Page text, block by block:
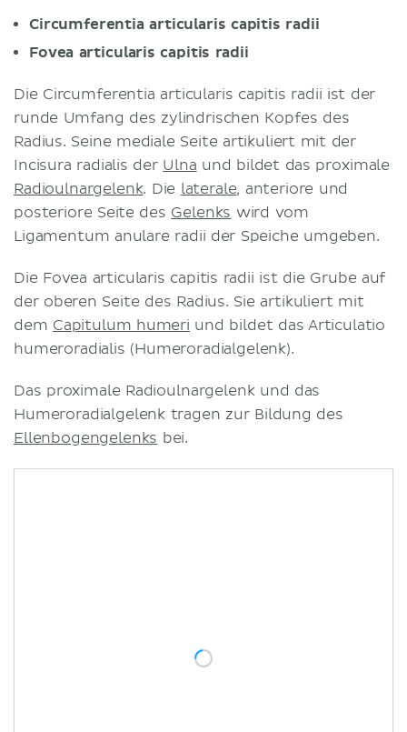
Circumferentia articularis capitis radii
Fovea articularis capitis radii
Die Circumferentia articularis capitis radii ist der
runde Umfang des zylindrischen Kopfes des
Radius. Seine mediale Seite artikuliert mit der
Incisura radialis der Ulna und bildet das proximale
Radioulnargelenk. Die laterale, anteriore und
posteriore Seite des Gelenks wird vom
Ligamentum anulare radii der Speiche umgeben.
Die Fovea articularis capitis radii ist die Grube auf
der oberen Seite des Radius. Sie artikuliert mit
dem Capitulum humeri und bildet das Articulatio
humeroradialis (Humeroradialgelenk).
Das proximale Radioulnargelenk und das
Humeroradialgelenk tragen zur Bildung des
Ellenbogengelenks bei.